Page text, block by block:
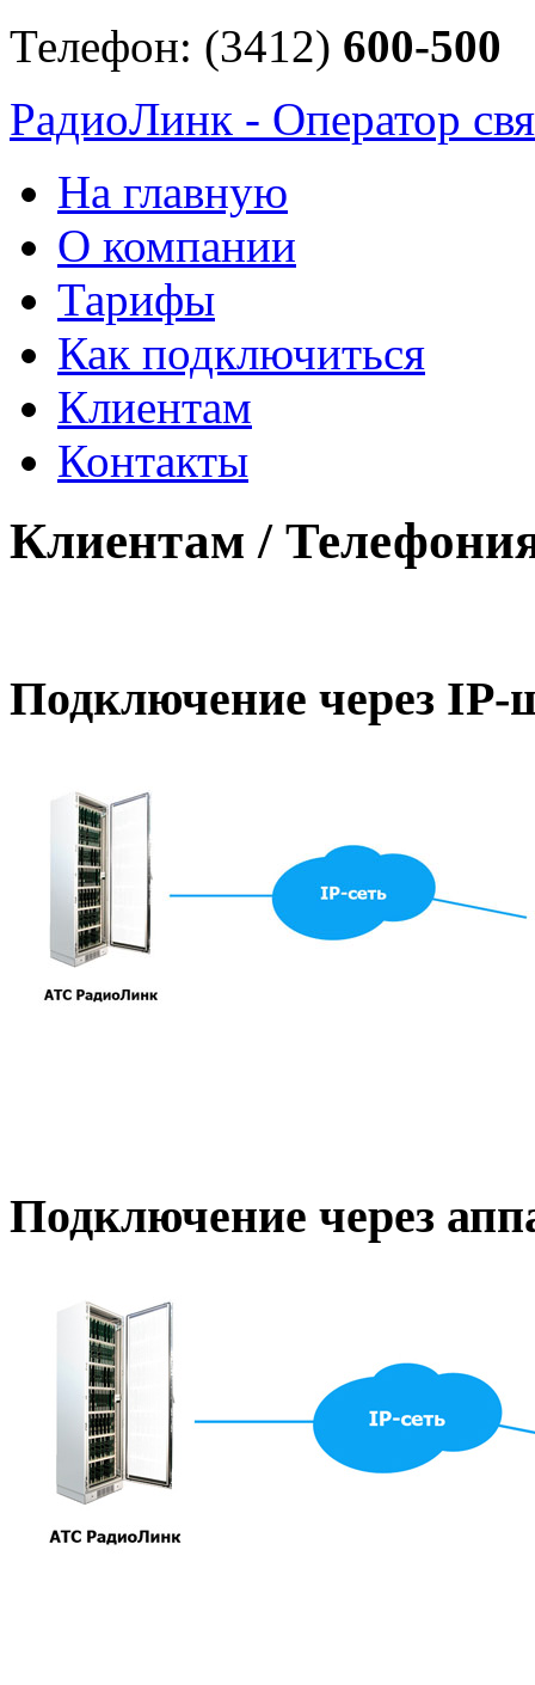
Телефон: (3412) 600-500
РадиоЛинк - Оператор
На главную
О компании
Тарифы
Как подключиться
Клиентам
Контакты
Клиентам /
Подключение через
Подключение через